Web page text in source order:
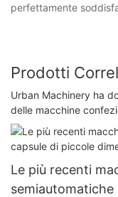
perfettamente
Prodotti
Urban Machinery ha
delle macchine
Le più recenti